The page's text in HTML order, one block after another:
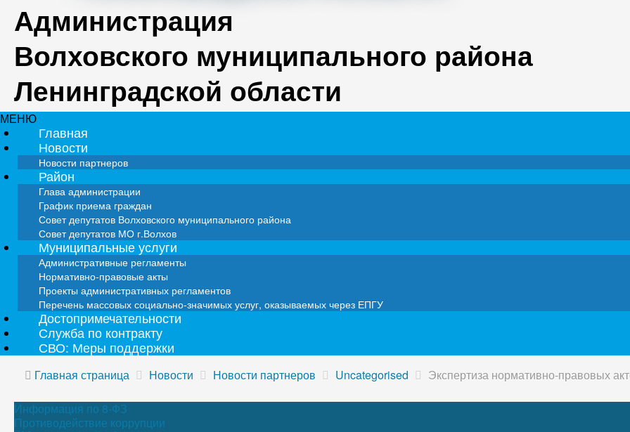
Администрация
Волховского муниципального района
Ленинградской области
МЕНЮ
Главная
Новости
Новости партнеров
Район
Глава администрации
График приема граждан
Совет депутатов Волховского муниципального района
Совет депутатов МО г.Волхов
Муниципальные услуги
Административные регламенты
Нормативно-правовые акты
Проекты административных регламентов
Перечень массовых социально-значимых услуг, оказываемых через ЕПГУ
Достопримечательности
Служба по контракту
СВО: Меры поддержки
Главная страница Новости Новости партнеров Uncategorised Экспертиза нормативно-правовых
Информация по 8-ФЗ
Противодействие коррупции